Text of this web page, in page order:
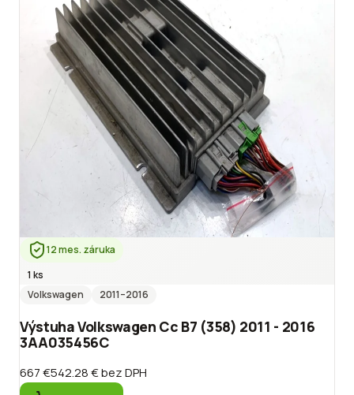
12 mes. záruka
1 ks
Volkswagen
2011–2016
Výstuha Volkswagen Cc B7 (358) 2011 - 2016
3AA035456C
667 €542.28 €bez DPH